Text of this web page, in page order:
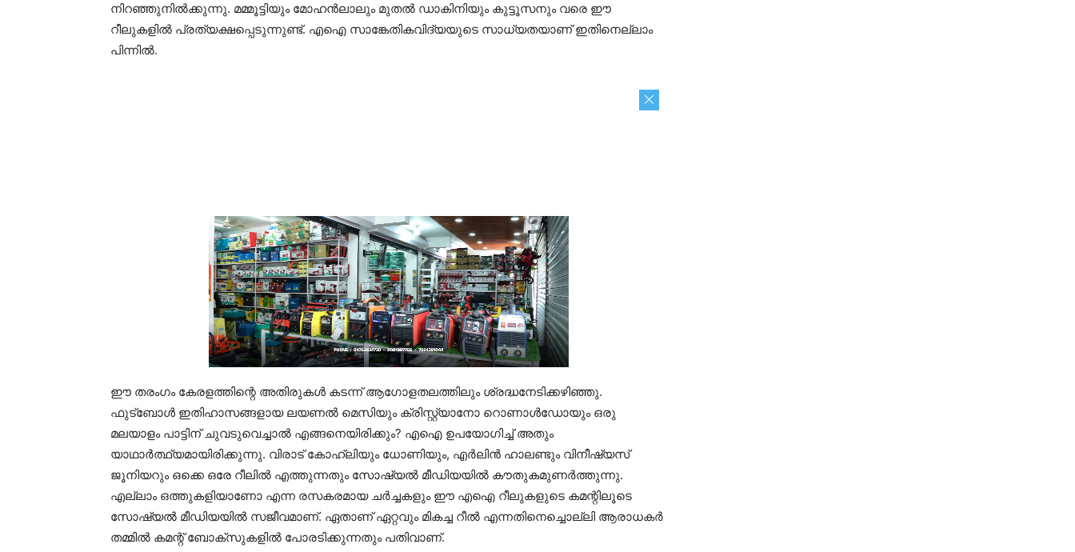
നിറഞ്ഞുനില്‍ക്കുന്നു. മമ്മൂട്ടിയും മോഹന്‍ലാലും മുതല്‍ ഡാകിനിയും കുട്ടൂസനും വരെ ഈ
റീലുകളില്‍ പ്രത്യക്ഷപ്പെടുന്നുണ്ട്. എഐ സാങ്കേതികവിദ്യയുടെ സാധ്യതയാണ് ഇതിനെല്ലാം
പിന്നില്‍.
ഈ തരംഗം കേരളത്തിന്റെ അതിരുകള്‍ കടന്ന് ആഗോളതലത്തിലും ശ്രദ്ധനേടിക്കഴിഞ്ഞു.
ഫുട്‌ബോള്‍ ഇതിഹാസങ്ങളായ ലയണല്‍ മെസിയും ക്രിസ്റ്റ്യാനോ റൊണാള്‍ഡോയും ഒരു
മലയാളം പാട്ടിന് ചുവടുവെച്ചാല്‍ എങ്ങനെയിരിക്കും? എഐ ഉപയോഗിച്ച് അതും
യാഥാര്‍ത്ഥ്യമായിരിക്കുന്നു. വിരാട് കോഹ്ലിയും ധോണിയും, എര്‍ലിന്‍ ഹാലണ്ടും വിനീഷ്യസ്
ജൂനിയറും ഒക്കെ ഒരേ റീലില്‍ എത്തുന്നതും സോഷ്യല്‍ മീഡിയയില്‍ കൗതുകമുണര്‍ത്തുന്നു.
എല്ലാം ഒത്തുകളിയാണോ എന്ന രസകരമായ ചര്‍ച്ചകളും ഈ എഐ റീലുകളുടെ കമന്റിലൂടെ
സോഷ്യല്‍ മീഡിയയില്‍ സജീവമാണ്. ഏതാണ് ഏറ്റവും മികച്ച റീല്‍ എന്നതിനെച്ചൊല്ലി ആരാധകര്‍
തമ്മില്‍ കമന്റ് ബോക്‌സുകളില്‍ പോരടിക്കുന്നതും പതിവാണ്.